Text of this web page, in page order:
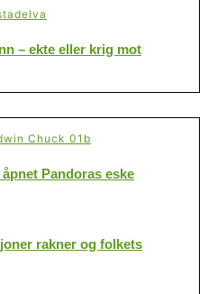
– ekte eller krig mot
Pandoras eske
rakner og folkets